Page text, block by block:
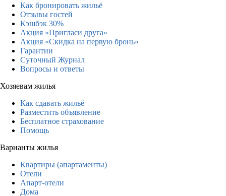
Как бронировать жильё
Отзывы гостей
Кэшбэк 30%
Акция «Пригласи друга»
Акция «Скидка на первую бронь»
Гарантии
Суточный Журнал
Вопросы и ответы
Хозяевам жилья
Как сдавать жильё
Разместить объявление
Бесплатное страхование
Помощь
Варианты жилья
Квартиры (апартаменты)
Отели
Апарт-отели
Дома